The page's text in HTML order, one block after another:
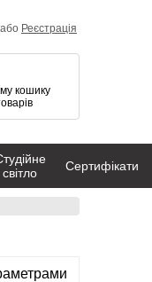
Реєстрація
кошику
світло
Сертифікати